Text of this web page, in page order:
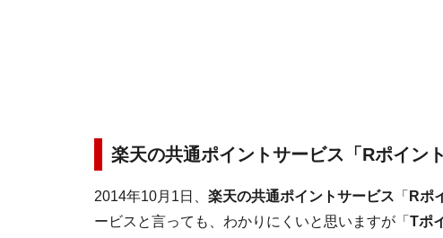
楽天の共通ポイントサービス「Rポイン
2014年10月1日、 楽天の共通ポイントサービス 「 Rポ
ービスと言っても、わかりにくいと思いますが「 Tポ